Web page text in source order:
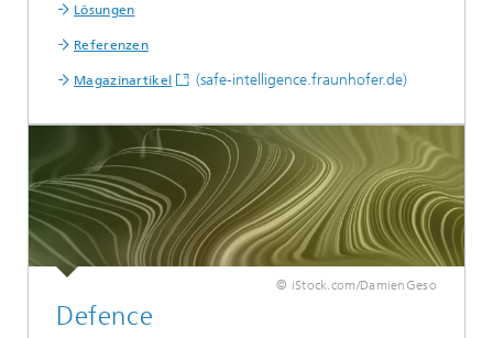
Lösungen
Referenzen
Magazinartikel (safe-intelligence.fraunhofer.de)
© iStock.com/DamienGeso
Defence